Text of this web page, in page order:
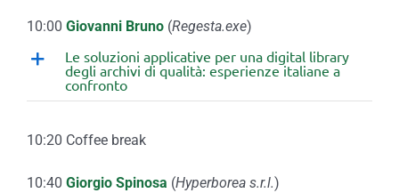
10:00 Giovanni Bruno(Regesta.exe)
Le soluzioni applicative per una digital library
degli archivi di qualità: esperienze italiane a
confronto
10:20 Coffee break
10:40 Giorgio Spinosa (Hyperborea s.r.l.)